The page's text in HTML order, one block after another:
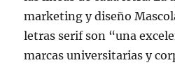
marketing y diseño
letras serif son “una
marcas universitarias y